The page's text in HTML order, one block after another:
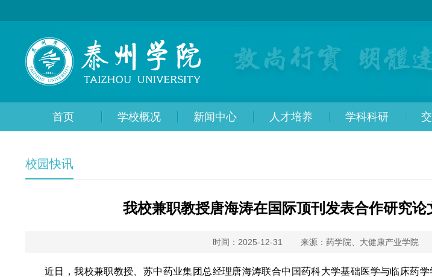
首页 学校概况 新闻中心 人才培养 学科科研
校园快讯
我校兼职教授唐海涛在国际顶刊发表合作研究
时间：2025-12-31 来源：药学院、大健康产业学院
近日，我校兼职教授、苏中药业集团总经理唐海涛联合中国药科大学基础医学与临床药